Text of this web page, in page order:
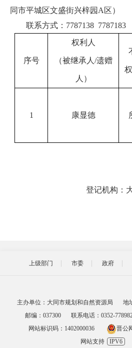
同市平城区文盛街兴梓园A区）
联系方式：7787138 7787183
序号
权利人
（被继承人 /遗赠
人 ）
1 康显德
登记机构：
上级部门 市委 政府
主办单位：大同市规划和自然资源局
地
邮编：037300
联系电话：0352-
网站标识码：1402000036
晋公
网站支持
IPV6